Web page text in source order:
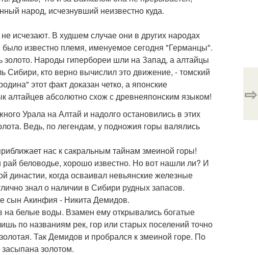
народ, исчезнувший неизвестно куда.
исчезают. В худшем случае они в других народах
известно племя, именуемое сегодня "Германцы".
золото. Народы гипербореи шли на Запад, а алтайцы
Сибири, кто верно вычислил это движение, - томский
этот факт доказан четко, а японские
алтайцев абсолютно схож с древнеяпонским языком!
Урала на Алтай и надолго остановились в этих
Ведь, по легендам, у подножия горы валялись
нас к сакральным тайнам змеиной горы!
беловодье, хорошо известно. Но вот нашли ли? И
династии, когда осваивал невьянские железные
знал о наличии в Сибири рудных запасов.
сын Акинфия - Никита Демидов.
на белые воды. Взамен ему открывались богатые
по названиям рек, гор или старых поселений точно
Так Демидов и пробрался к змеиной горе. По
золотом.
⇨